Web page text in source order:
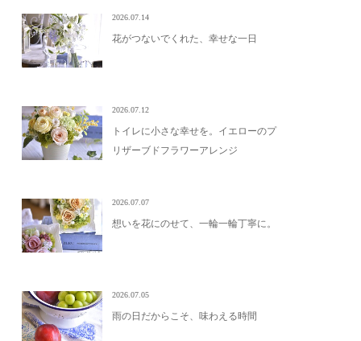
2026.07.14
花がつないでくれた、幸せな一日
2026.07.12
トイレに小さな幸せを。イエローのプ
リザーブドフラワーアレンジ
2026.07.07
想いを花にのせて、一輪一輪丁寧に。
2026.07.05
雨の日だからこそ、味わえる時間